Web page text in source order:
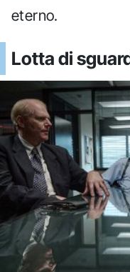
eterno.
Lotta di